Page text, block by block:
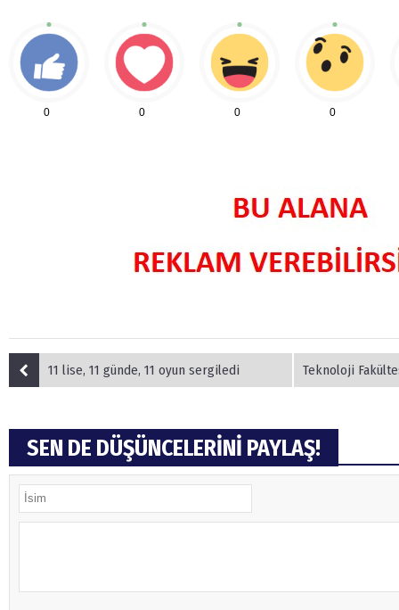
0 0 0 0
11 lise, 11 günde, 11 oyun sergiledi Teknoloji
SEN DE DÜŞÜNCELERİNİ PAYLAŞ!